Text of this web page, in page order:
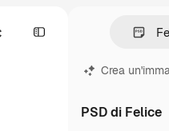
Crea
PSD di Felice